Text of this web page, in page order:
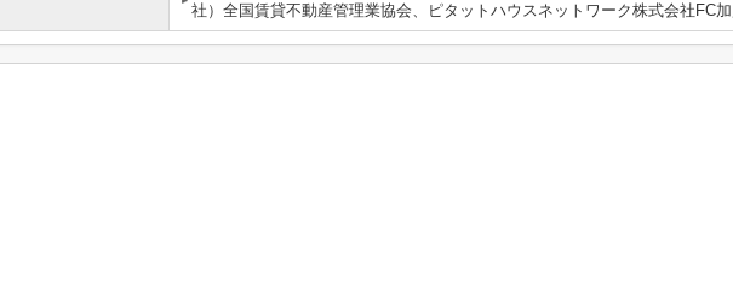
社）全国賃貸不動産管理業協会、ピタットハウスネットワーク株式会社FC